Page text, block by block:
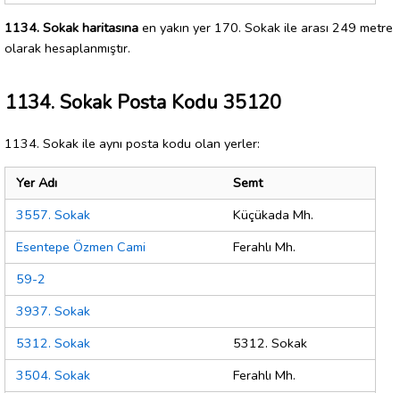
1134. Sokak haritasına en yakın yer 170. Sokak ile arası 249 metre
olarak hesaplanmıştır.
1134. Sokak Posta Kodu 35120
1134. Sokak ile aynı posta kodu olan yerler:
Yer Adı
Semt
3557. Sokak
Küçükada Mh.
Esentepe Özmen Cami
Ferahlı Mh.
59-2
3937. Sokak
5312. Sokak
5312. Sokak
3504. Sokak
Ferahlı Mh.